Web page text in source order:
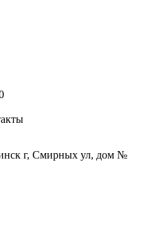
г, Смирных ул, дом №